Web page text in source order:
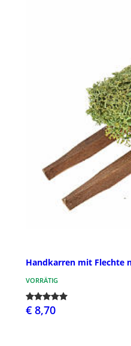
Handkarren mit Flechte
VORRÄTIG
€ 8,70